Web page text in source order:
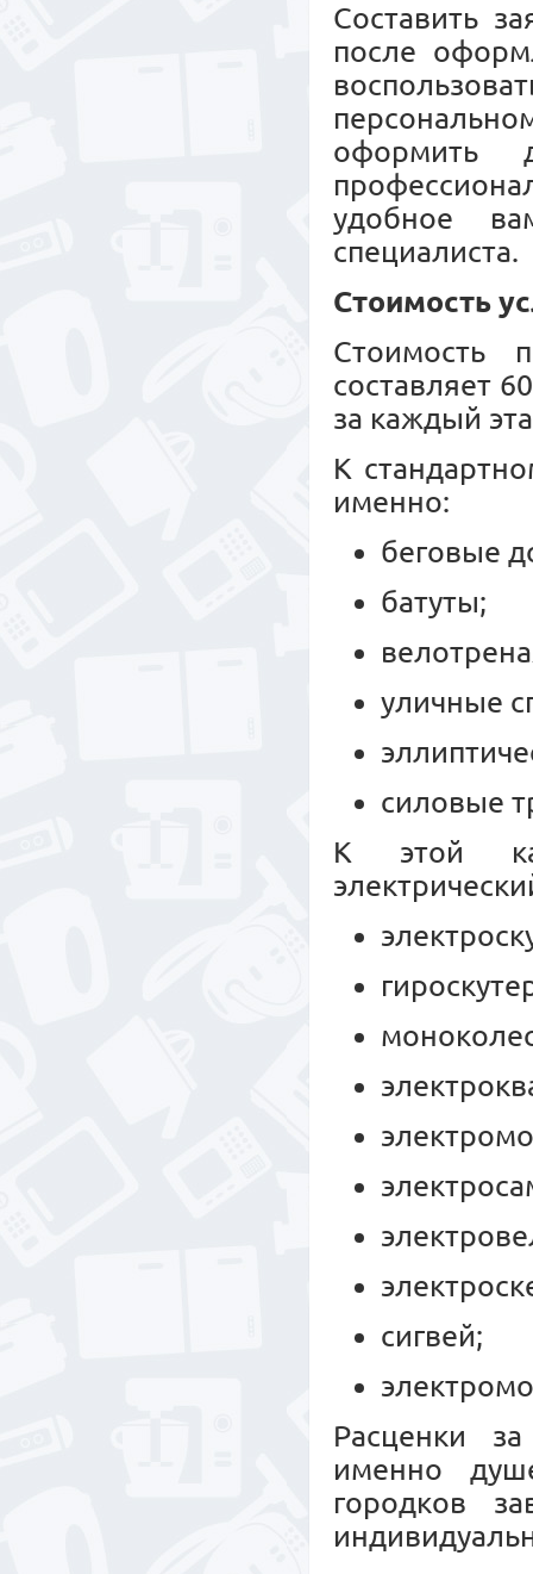
Составить
после
удобное
специалиста.
Стоимость
Стоимость
составляет
за каждый
К
именно:
беговые
батуты;
уличные
силовые
К этой
сигвей;
Расценки
именно
городков